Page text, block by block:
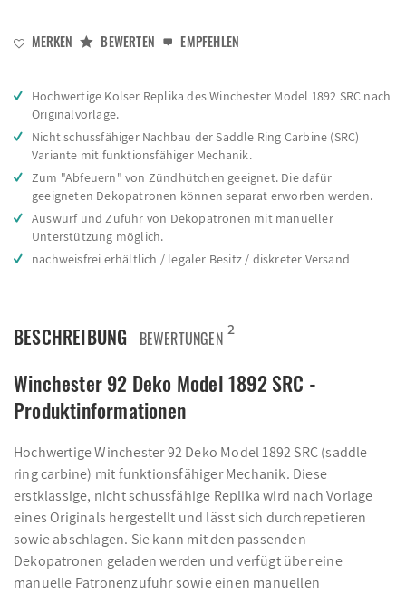
MERKEN BEWERTEN EMPFEHLEN
Hochwertige Kolser Replika des Winchester Model 1892 SRC nach
Originalvorlage.
Nicht schussfähiger Nachbau der Saddle Ring Carbine (SRC)
Variante mit funktionsfähiger Mechanik.
Zum "Abfeuern" von Zündhütchen geeignet. Die dafür
geeigneten Dekopatronen können separat erworben werden.
Auswurf und Zufuhr von Dekopatronen mit manueller
Unterstützung möglich.
nachweisfrei erhältlich / legaler Besitz / diskreter Versand
BESCHREIBUNG BEWERTUNGEN 2
Winchester 92 Deko Model 1892 SRC -
Produktinformationen
Hochwertige Winchester 92 Deko Model 1892 SRC (saddle
ring carbine) mit funktionsfähiger Mechanik. Diese
erstklassige, nicht schussfähige Replika wird nach Vorlage
eines Originals hergestellt und lässt sich durchrepetieren
sowie abschlagen. Sie kann mit den passenden
Dekopatronen geladen werden und verfügt über eine
manuelle Patronenzufuhr sowie einen manuellen